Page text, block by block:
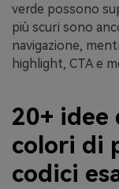
verde possono
più scuri sono
navigazione,
highlight, CTA e
20+ idee
colori di
codici